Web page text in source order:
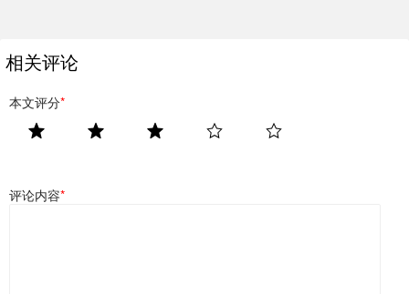
相关评论
本文评分*
评论内容*